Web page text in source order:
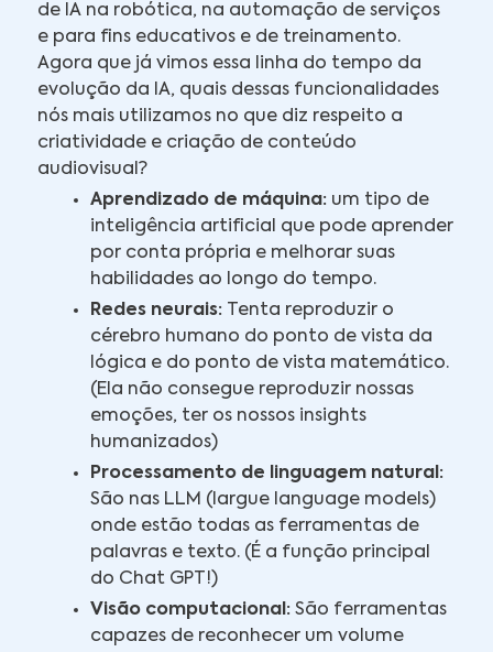
de IA na robótica, na automação de serviços
e para fins educativos e de treinamento.
Agora que já vimos essa linha do tempo da
evolução da IA, quais dessas funcionalidades
nós mais utilizamos no que diz respeito a
criatividade e criação de conteúdo
audiovisual?
Aprendizado de máquina: um tipo de
inteligência artificial que pode aprender
por conta própria e melhorar suas
habilidades ao longo do tempo.
Redes neurais:
Tenta reproduzir o
cérebro humano do ponto de vista da
lógica e do ponto de vista matemático.
(Ela não consegue reproduzir nossas
emoções, ter os nossos insights
humanizados)
Processamento de linguagem natural:
São nas LLM (largue language models)
onde estão todas as ferramentas de
palavras e texto. (É a função principal
do Chat GPT!)
Visão computacional: São ferramentas
capazes de reconhecer um volume